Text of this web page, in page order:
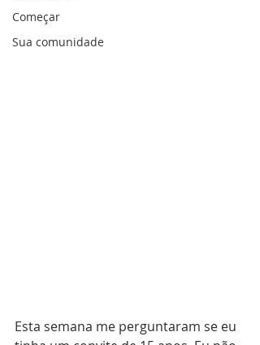
Começar
Sua comunidade
Esta semana me perguntaram se eu